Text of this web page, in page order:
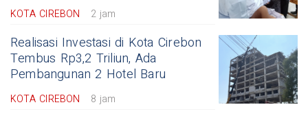
KOTA CIREBON 2 jam
Realisasi Investasi di Kota Cirebon
Tembus Rp3,2 Triliun, Ada
Pembangunan 2 Hotel Baru
KOTA CIREBON 8 jam